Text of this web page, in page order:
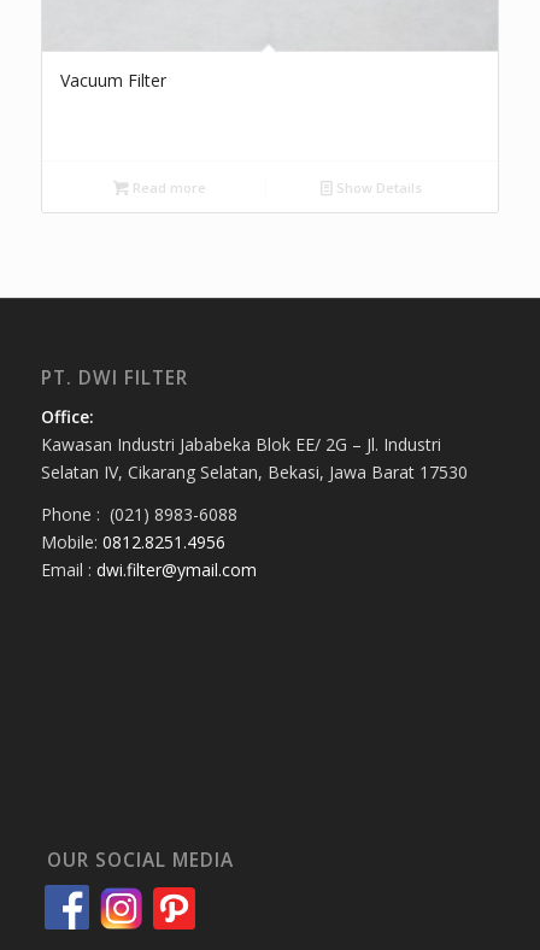
Vacuum Filter
Read more Show Details
PT. DWI FILTER
Office:
Kawasan Industri Jababeka Blok EE/ 2G – Jl. Industri
Selatan IV, Cikarang Selatan, Bekasi, Jawa Barat 17530
Phone : (021) 8983-6088
Mobile: 0812.8251.4956
Email : dwi.filter@ymail.com
OUR SOCIAL MEDIA